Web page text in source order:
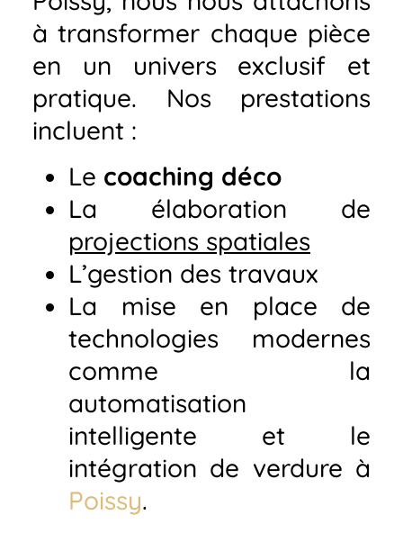
à transformer chaque pièce
en un univers exclusif et
pratique. Nos prestations
incluent :
Le coaching déco
La élaboration de
projections spatiales
L’gestion des travaux
La mise en place de
technologies modernes
comme la
automatisation
intelligente et le
intégration de verdure à
Poissy.